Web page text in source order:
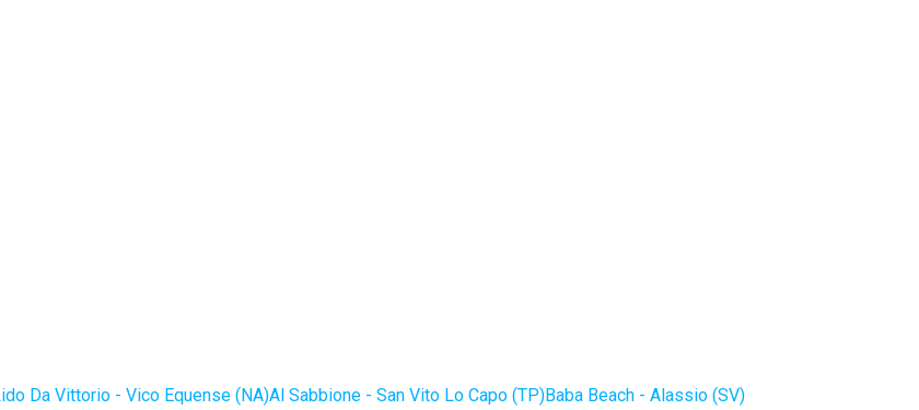
Da Vittorio - Vico Equense (NA)Al Sabbione - San Vito Lo Capo (TP)Baba Beach - Alassio (SV)